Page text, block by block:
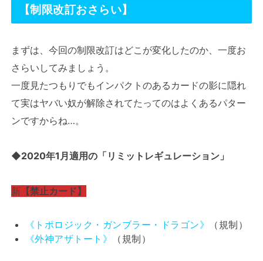
【制限改訂おさらい】
まずは、今回の制限改訂はどこが変化したのか、一度お
さらいしてみましょう。
一度見たつもりでもインパクトのあるカードの影に隠れ
て実はヤバい奴が解除されてたってのはよくあるパター
ンですからね…。
◆2020年1月適用の「リミットレギュレーション」
新 【禁止カード】
《トポロジック・ガンブラー・ドラゴン》
（規制）
《外神アザトート》
（規制）